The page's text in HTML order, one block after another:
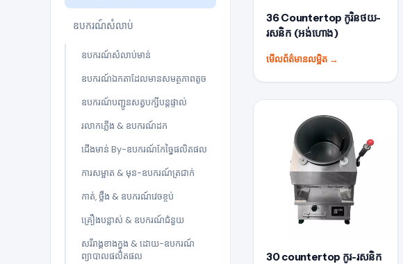
ឧបករណ៍សំលាប់
ឧបករណ៍សំលាប់មាន់
ឧបករណ៍ឯកតាដែលមានសមត្ថភាពតូច
ឧបករណ៍បញ្ជូនសត្វបក្សីបន្តផ្ទាល់
រលាកភ្លើង & ឧបករណ៍ដក
ជើងមាន់ By-ឧបករណ៍កែច្នៃផលិតផល
ការសម្អាត & មុន-ឧបករណ៍ត្រជាក់
កាត់, ថ្លឹង & ឧបករណ៍វេចខ្ចប់
គ្រឿងបន្លាស់ & ឧបករណ៍ជំនួយ
សរីរាង្គខាងក្នុង & ដោយ-ឧបករណ៍
ព្យាបាលផលិតផល
36 Countertop កូរិនថយ-
រសនិក (អង់ហោង)
មើលព័ត៌មានលម្អិត →
30 countertop កូរ-រសនិក